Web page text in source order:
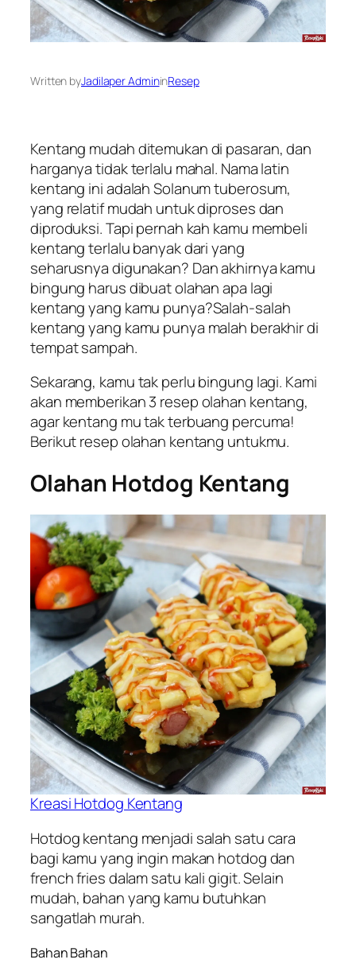
Written byJadilaper AdmininResep
Kentang mudah ditemukan di pasaran, dan
harganya tidak terlalu mahal. Nama latin
kentang ini adalah Solanum tuberosum,
yang relatif mudah untuk diproses dan
diproduksi. Tapi pernah kah kamu membeli
kentang terlalu banyak dari yang
seharusnya digunakan? Dan akhirnya kamu
bingung harus dibuat olahan apa lagi
kentang yang kamu punya?Salah-salah
kentang yang kamu punya malah berakhir di
tempat sampah.
Sekarang, kamu tak perlu bingung lagi. Kami
akan memberikan 3 resep olahan kentang,
agar kentang mu tak terbuang percuma!
Berikut resep olahan kentang untukmu.
Olahan Hotdog Kentang
Kreasi Hotdog Kentang
Hotdog kentang menjadi salah satu cara
bagi kamu yang ingin makan hotdog dan
french fries dalam satu kali gigit. Selain
mudah, bahan yang kamu butuhkan
sangatlah murah.
Bahan Bahan